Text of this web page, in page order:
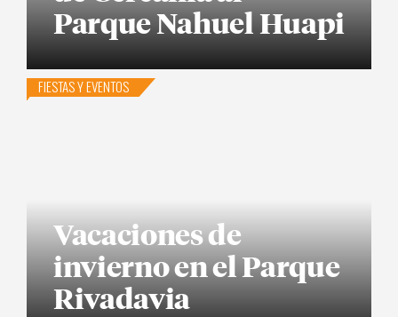
Parque Nahuel Huapi
FIESTAS Y EVENTOS
Vacaciones de
invierno en el Parque
Rivadavia